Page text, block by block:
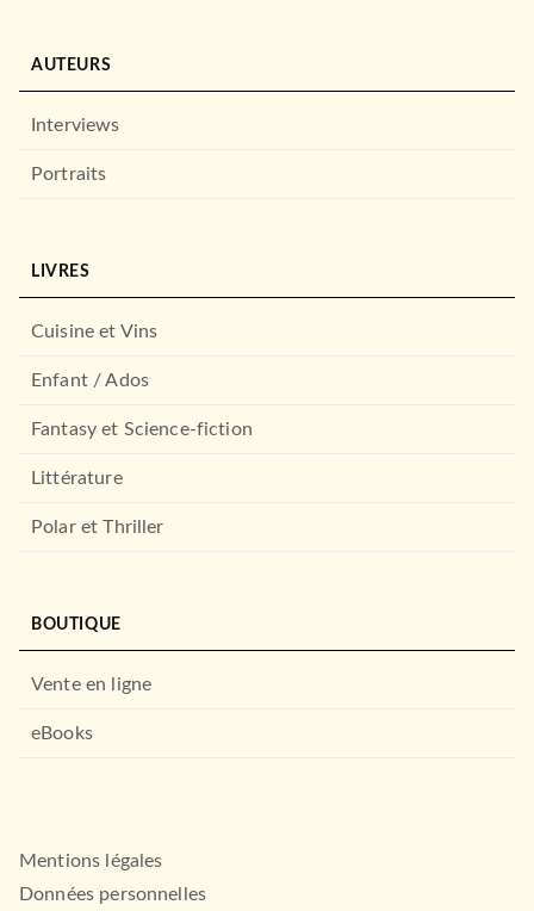
AUTEURS
Interviews
Portraits
LIVRES
Cuisine et Vins
Enfant / Ados
Fantasy et Science-fiction
Littérature
Polar et Thriller
BOUTIQUE
Vente en ligne
eBooks
Mentions légales
Données personnelles